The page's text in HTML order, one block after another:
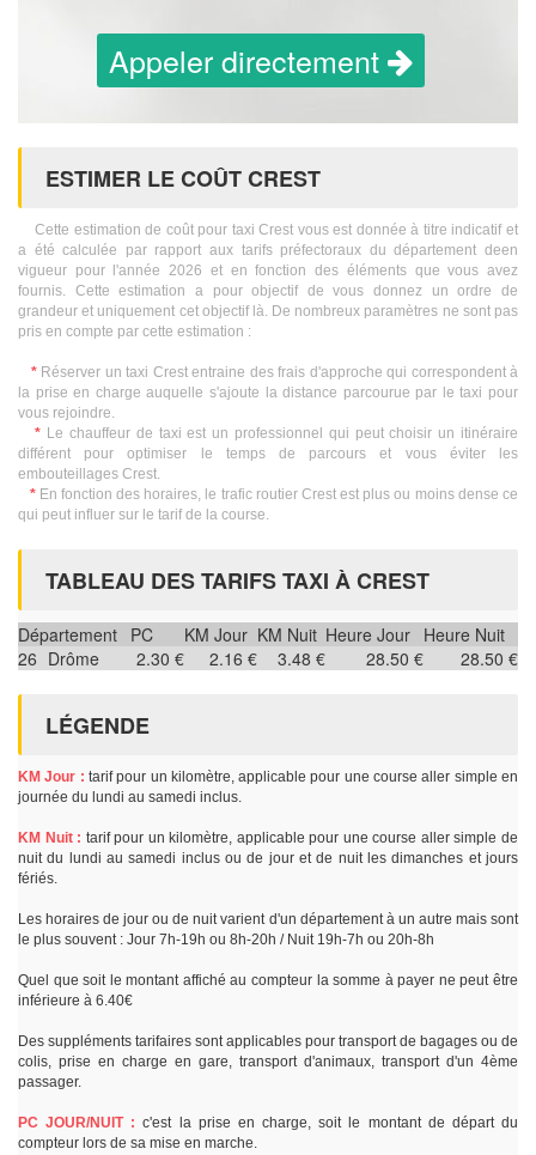
Appeler directement
ESTIMER LE COÛT CREST
Cette estimation de coût pour taxi Crest vous est donnée à titre indicatif et
a été calculée par rapport aux tarifs préfectoraux du département deen
vigueur pour l'année 2026 et en fonction des éléments que vous avez
fournis. Cette estimation a pour objectif de vous donnez un ordre de
grandeur et uniquement cet objectif là. De nombreux paramètres ne sont pas
pris en compte par cette estimation :
*Réserver un taxi Crest entraine des frais d'approche qui correspondent à
la prise en charge auquelle s'ajoute la distance parcourue par le taxi pour
vous rejoindre.
* Le chauffeur de taxi est un professionnel qui peut choisir un itinéraire
différent pour optimiser le temps de parcours et vous éviter les
embouteillages Crest.
*En fonction des horaires, le trafic routier Crest est plus ou moins dense ce
qui peut influer sur le tarif de la course.
TABLEAU DES TARIFS TAXI À CREST
Département PC KM Jour KM Nuit Heure Jour Heure Nuit
26 Drôme 2.30 € 2.16 € 3.48 € 28.50 € 28.50 €
LÉGENDE
KM Jour : tarif pour un kilomètre, applicable pour une course aller simple en
journée du lundi au samedi inclus.
KM Nuit : tarif pour un kilomètre, applicable pour une course aller simple de
nuit du lundi au samedi inclus ou de jour et de nuit les dimanches et jours
fériés.
Les horaires de jour ou de nuit varient d'un département à un autre mais sont
le plus souvent : Jour 7h-19h ou 8h-20h / Nuit 19h-7h ou 20h-8h
Quel que soit le montant affiché au compteur la somme à payer ne peut être
inférieure à 6.40€
Des suppléments tarifaires sont applicables pour transport de bagages ou de
colis, prise en charge en gare, transport d'animaux, transport d'un 4ème
passager.
PC JOUR/NUIT : c'est la prise en charge, soit le montant de départ du
compteur lors de sa mise en marche.